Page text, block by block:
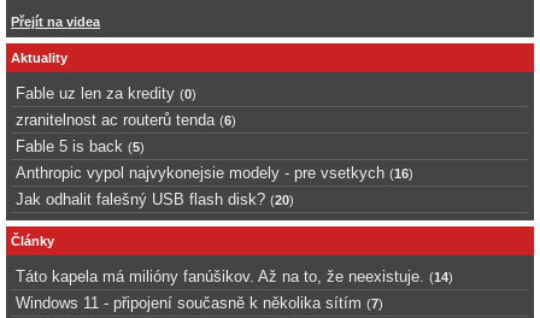
Přejít na videa
Aktuality
Fable uz len za kredity (0)
zranitelnost ac routerů tenda (6)
Fable 5 is back (5)
Anthropic vypol najvykonejsie modely - pre vsetkych (16)
Jak odhalit falešný USB flash disk? (20)
Články
Táto kapela má milióny fanúšikov. Až na to, že neexistuje. (14)
Windows 11 - připojení současně k několika sítím (7)